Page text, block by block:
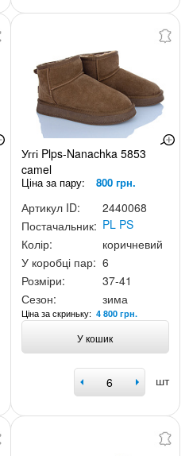
Уггі Plps-Nanachka 5853
camel
Ціна за пару: 800 грн.
Артикул ID:
2440068
Постачальник: PL PS
Колір:
коричневий
У коробці пар: 6
Розміри:
37-41
Сезон:
зима
Ціна за скриньку:4 800 грн.
У кошик
шт